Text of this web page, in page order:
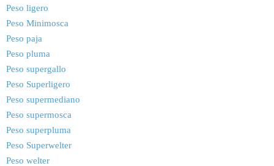
Peso ligero
Peso Minimosca
Peso paja
Peso pluma
Peso supergallo
Peso Superligero
Peso supermediano
Peso supermosca
Peso superpluma
Peso Superwelter
Peso welter